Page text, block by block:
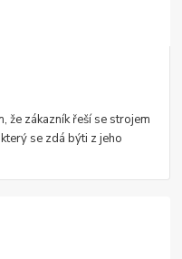
že zákazník řeší se strojem
se zdá býti z jeho